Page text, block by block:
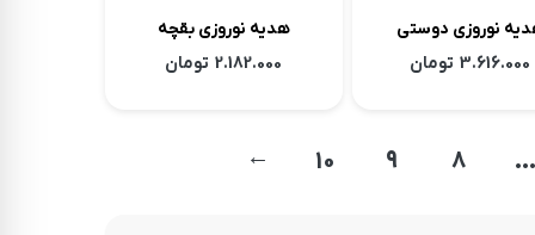
دوستی
3.616.000 تومان
هدیه نوروزی بقچه
2.182.000 تومان
8
9
10
→